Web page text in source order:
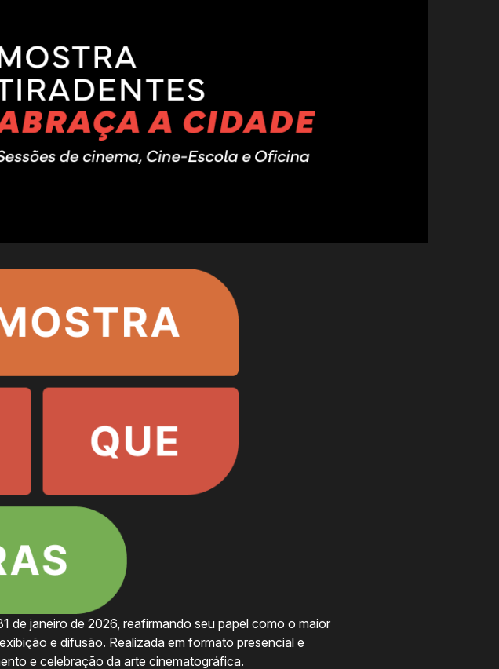
de janeiro de 2026, reafirmando seu papel como o maior
e difusão. Realizada em formato presencial e
e celebração da arte cinematográfica.